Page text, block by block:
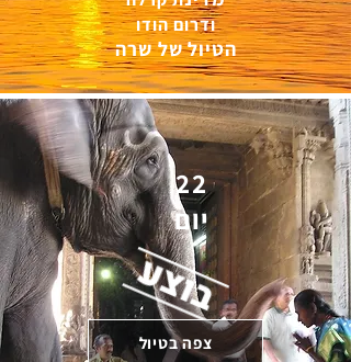
ודרום הודו
הטיול של שרה
22
יום
צפה בטיול